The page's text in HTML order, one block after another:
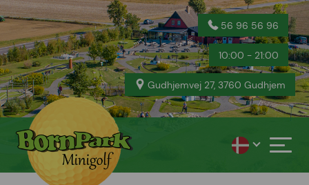
56 96 56 96
10:00 - 21:00
Gudhjemvej 27, 3760 Gudhjem